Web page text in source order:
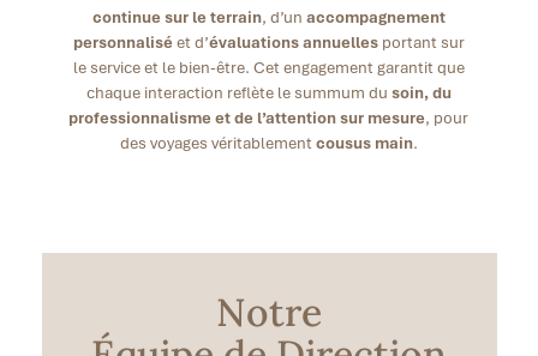
continue sur le terrain, d’un accompagnement
personnalisé et d’évaluations annuellesportant sur
le service et le bien-être. Cet engagement garantit que
chaque interaction reflète le summum du soin, du
professionnalisme et de l’attention sur mesure, pour
des voyages véritablement cousus main.
Notre